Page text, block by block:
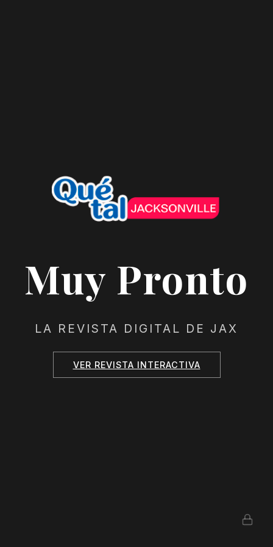
Muy Pronto
LA REVISTA DIGITAL DE JAX
VER REVISTA INTERACTIVA